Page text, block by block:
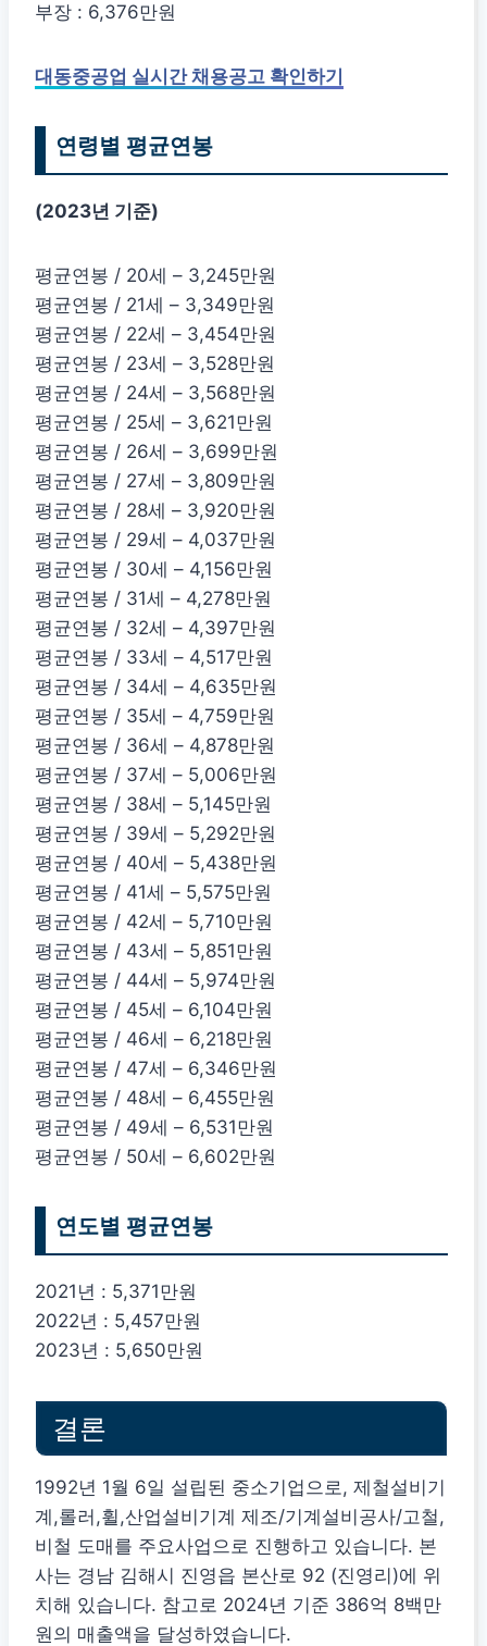
부장 : 6,376만원
대동중공업 실시간 채용공고 확인하기
연령별 평균연봉
(2023년 기준)
평균연봉 / 20세 – 3,245만원
평균연봉 / 21세 – 3,349만원
평균연봉 / 22세 – 3,454만원
평균연봉 / 23세 – 3,528만원
평균연봉 / 24세 – 3,568만원
평균연봉 / 25세 – 3,621만원
평균연봉 / 26세 – 3,699만원
평균연봉 / 27세 – 3,809만원
평균연봉 / 28세 – 3,920만원
평균연봉 / 29세 – 4,037만원
평균연봉 / 30세 – 4,156만원
평균연봉 / 31세 – 4,278만원
평균연봉 / 32세 – 4,397만원
평균연봉 / 33세 – 4,517만원
평균연봉 / 34세 – 4,635만원
평균연봉 / 35세 – 4,759만원
평균연봉 / 36세 – 4,878만원
평균연봉 / 37세 – 5,006만원
평균연봉 / 38세 – 5,145만원
평균연봉 / 39세 – 5,292만원
평균연봉 / 40세 – 5,438만원
평균연봉 / 41세 – 5,575만원
평균연봉 / 42세 – 5,710만원
평균연봉 / 43세 – 5,851만원
평균연봉 / 44세 – 5,974만원
평균연봉 / 45세 – 6,104만원
평균연봉 / 46세 – 6,218만원
평균연봉 / 47세 – 6,346만원
평균연봉 / 48세 – 6,455만원
평균연봉 / 49세 – 6,531만원
평균연봉 / 50세 – 6,602만원
연도별 평균연봉
2021년 : 5,371만원
2022년 : 5,457만원
2023년 : 5,650만원
결론
1992년 1월 6일 설립된 중소기업으로, 제철설비기
계,롤러,휠,산업설비기계 제조/기계설비공사/고철,
비철 도매를 주요사업으로 진행하고 있습니다. 본
사는 경남 김해시 진영읍 본산로 92 (진영리)에 위
치해 있습니다. 참고로 2024년 기준 386억 8백만
원의 매출액을 달성하였습니다.